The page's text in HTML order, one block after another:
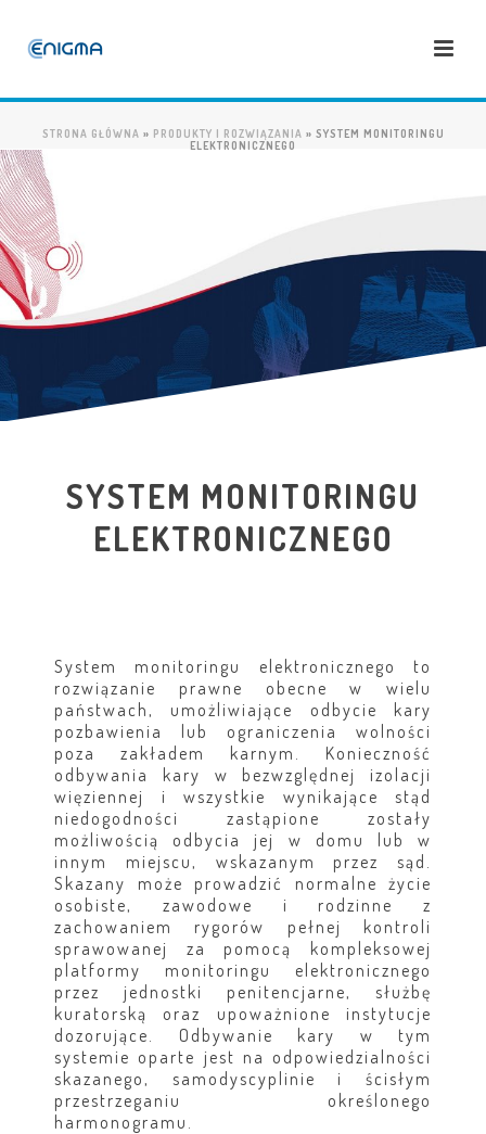
STRONA GŁÓWNA » PRODUKTY I ROZWIĄZANIA » SYSTEM MONITORINGU
ELEKTRONICZNEGO
SYSTEM MONITORINGU
ELEKTRONICZNEGO
System monitoringu elektronicznego to
rozwiązanie prawne obecne w wielu
państwach, umożliwiające odbycie kary
pozbawienia lub ograniczenia wolności
poza zakładem karnym. Konieczność
odbywania kary w bezwzględnej izolacji
więziennej i wszystkie wynikające stąd
niedogodności zastąpione zostały
możliwością odbycia jej w domu lub w
innym miejscu, wskazanym przez sąd.
Skazany może prowadzić normalne życie
osobiste, zawodowe i rodzinne z
zachowaniem rygorów pełnej kontroli
sprawowanej za pomocą kompleksowej
platformy monitoringu elektronicznego
przez jednostki penitencjarne, służbę
kuratorską oraz upoważnione instytucje
dozorujące. Odbywanie kary w tym
systemie oparte jest na odpowiedzialności
skazanego, samodyscyplinie i ścisłym
przestrzeganiu określonego
harmonogramu.